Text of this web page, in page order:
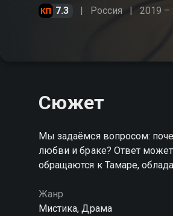
7.3 Россия 2019 –
Сюжет
Мы задаёмся вопросом:
любви и браке? Ответ
обращаются к Тамаре,
Жанр
Мистика, Драма